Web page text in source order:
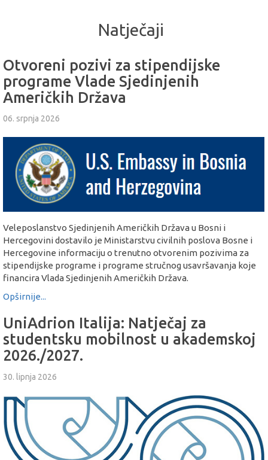
Natječaji
Otvoreni pozivi za stipendijske
programe Vlade Sjedinjenih
Američkih Država
06. srpnja 2026
Veleposlanstvo Sjedinjenih Američkih Država u Bosni i
Hercegovini dostavilo je Ministarstvu civilnih poslova Bosne i
Hercegovine informaciju o trenutno otvorenim pozivima za
stipendijske programe i programe stručnog usavršavanja koje
financira Vlada Sjedinjenih Američkih Država.
Opširnije...
UniAdrion Italija: Natječaj za
studentsku mobilnost u akademskoj
2026./2027.
30. lipnja 2026